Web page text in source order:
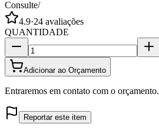
Consulte/
4.9·24 avaliações
QUANTIDADE
Adicionar ao Orçamento
Entraremos em contato com o orçamento.
Reportar este item